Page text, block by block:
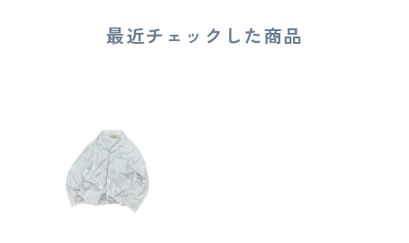
最近チェックした商品